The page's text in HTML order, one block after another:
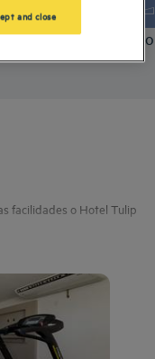
facilidades o Hotel Tulip
and close